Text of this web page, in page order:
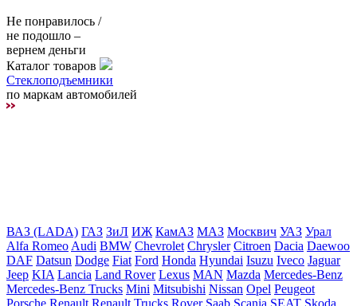
Не понравилось /
не подошло –
вернем деньги
Каталог товаров
Стеклоподъемники
по маркам автомобилей
ВАЗ (LADA) ГАЗ ЗиЛ ИЖ КамАЗ МАЗ Москвич УАЗ Урал
Alfa Romeo Audi BMW Chevrolet Chrysler Citroen Dacia Daewoo
DAF Datsun Dodge Fiat Ford Honda Hyundai Isuzu Iveco Jaguar
Jeep KIA Lancia Land Rover Lexus MAN Mazda Mercedes-Benz
Mercedes-Benz Trucks Mini Mitsubishi Nissan Opel Peugeot
Porsche Renault Renault Trucks Rover Saab Scania SEAT Skoda